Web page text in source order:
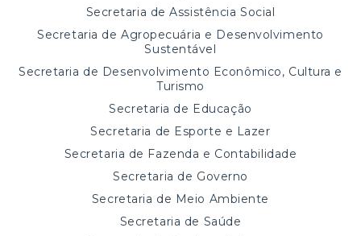
Secretaria de Assistência Social
Secretaria de Agropecuária e Desenvolvimento
Sustentável
Secretaria de Desenvolvimento Econômico, Cultura e
Turismo
Secretaria de Educação
Secretaria de Esporte e Lazer
Secretaria de Fazenda e Contabilidade
Secretaria de Governo
Secretaria de Meio Ambiente
Secretaria de Saúde